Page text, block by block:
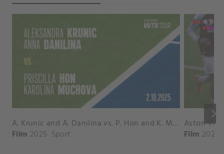
keyboard_arrow_right
A. Krunic and A. Danilina vs. P. Hon and K. Muchova Match Highlights - BEIJING_Capital Group Diamond ( October 02, 2025)
Film 2025 Sport Film 2026